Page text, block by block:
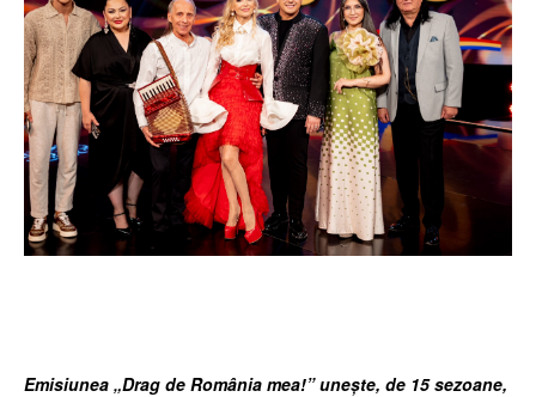
Emisiunea „Drag de România mea!” unește, de 15 sezoane,